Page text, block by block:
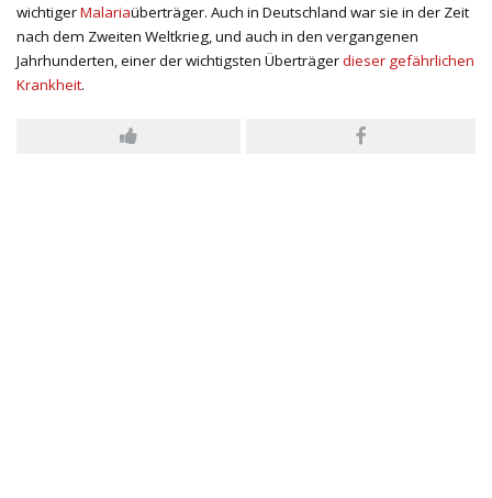
wichtigerMalariaüberträger. Auch in Deutschland war sie in der Zeit
nach dem Zweiten Weltkrieg, und auch in den vergangenen
Jahrhunderten, einer der wichtigsten Überträgerdieser gefährlichen
Krankheit.